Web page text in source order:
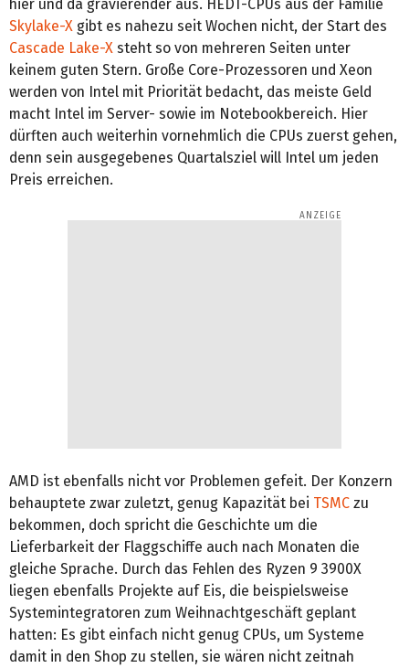
hier und da gravierender aus. HEDT-CPUs aus der Familie
Skylake-X gibt es nahezu seit Wochen nicht, der Start des
Cascade Lake-X steht so von mehreren Seiten unter
keinem guten Stern. Große Core-Prozessoren und Xeon
werden von Intel mit Priorität bedacht, das meiste Geld
macht Intel im Server- sowie im Notebookbereich. Hier
dürften auch weiterhin vornehmlich die CPUs zuerst gehen,
denn sein ausgegebenes Quartalsziel will Intel um jeden
Preis erreichen.
AMD ist ebenfalls nicht vor Problemen gefeit. Der Konzern
behauptete zwar zuletzt, genug Kapazität bei TSMC zu
bekommen, doch spricht die Geschichte um die
Lieferbarkeit der Flaggschiffe auch nach Monaten die
gleiche Sprache. Durch das Fehlen des Ryzen 9 3900X
liegen ebenfalls Projekte auf Eis, die beispielsweise
Systemintegratoren zum Weihnachtgeschäft geplant
hatten: Es gibt einfach nicht genug CPUs, um Systeme
damit in den Shop zu stellen, sie wären nicht zeitnah